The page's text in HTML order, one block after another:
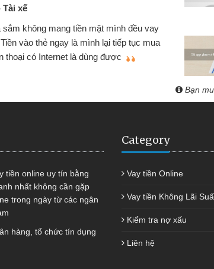
Tôi kinh doanh buôn bán nhỏ lẻ nhiều
hàng, nhờ biết đến website qua bạn bè
quyết được công việc của mình nhanh
Bạn
tiền online uy tín bằng
nhất không cần gặp
trong ngày từ các ngân
hàng, tổ chức tín dụng
Category
Vay tiền Online
Vay tiền Không Lãi
Kiểm tra nợ xấu
Liên hệ